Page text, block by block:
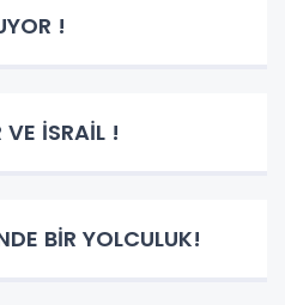
!
İSRAİL !
BİR YOLCULUK!